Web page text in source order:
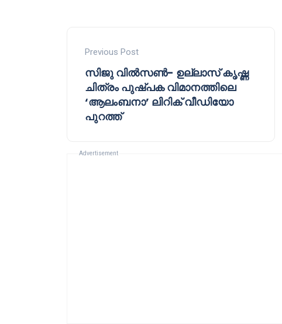
Previous Post
സിജു വിൽ‌സൺ- ഉല്ലാസ് കൃഷ്ണ
ചിത്രം പുഷ്പക വിമാനത്തിലെ
‘ആലംബനാ’ ലിറിക് വീഡിയോ
പുറത്ത്
Advertisement